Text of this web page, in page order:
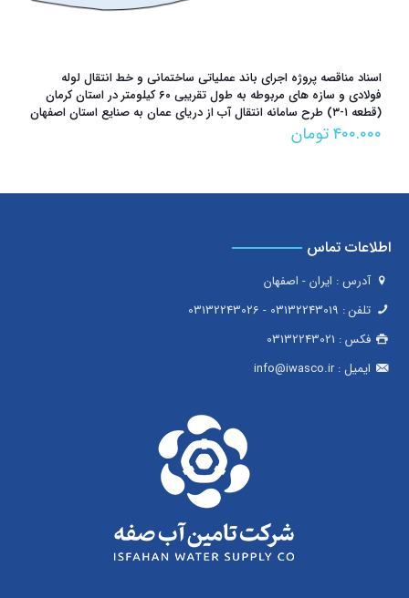
اسناد مناقصه پروژه اجرای باند عملیاتی ساختمانی و خط انتقال لوله
فولادی و سازه های مربوطه به طول تقریبی ۶۰ کیلومتر در استان کرمان
(قطعه ۱-۳) طرح سامانه انتقال آب از دریای عمان به صنایع استان اصفهان
۴۰۰.۰۰۰تومان
اطلاعات تماس
آدرس : ایران - اصفهان
تلفن : 03132243019
-
03132243026
فکس : 03132243021
ایمیل :info@iwasco.ir